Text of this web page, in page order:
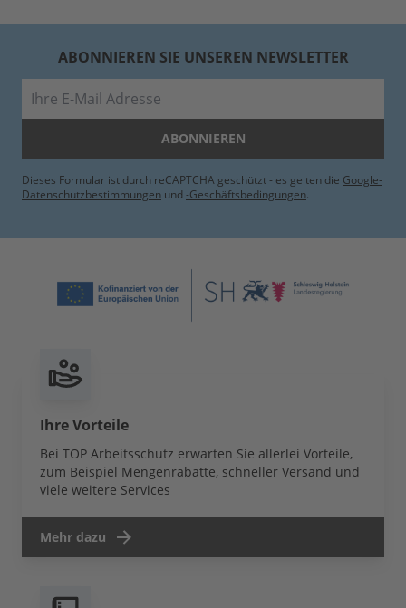
ABONNIEREN SIE UNSEREN NEWSLETTER
ABONNIEREN
Dieses Formular ist durch reCAPTCHA geschützt - es gelten die Google-
Datenschutzbestimmungen und -Geschäftsbedingungen.
Ihre Vorteile
Bei TOP Arbeitsschutz erwarten Sie allerlei Vorteile,
zum Beispiel Mengenrabatte, schneller Versand und
viele weitere Services
Mehr dazu